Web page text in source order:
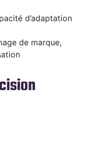
d’adaptation
de marque,